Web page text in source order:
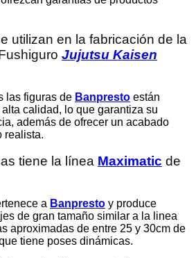
utilizan en la fabricación de la
Jujutsu Kaisen
las figuras de Banpresto están
calidad, lo que garantiza su
además de ofrecer un acabado
realista.
tiene la línea Maximatic de
a Banpresto y produce
de gran tamaño similar a la linea
aproximadas de entre 25 y 30cm de
tiene poses dinámicas.